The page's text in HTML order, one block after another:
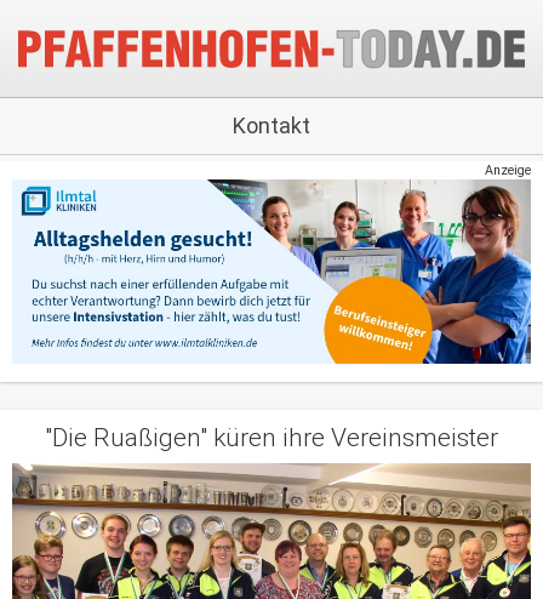
Kontakt
Anzeige
"Die Ruaßigen" küren ihre Vereinsmeister